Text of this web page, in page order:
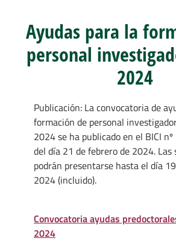
Ayudas para la
personal
2024
Publicación: La convocatoria de
formación de personal
2024 se ha publicado en el BICI
del día 21 de febrero de 2024. Las
podrán presentarse hasta el día
2024 (incluido).
Convocatoria ayudas
2024